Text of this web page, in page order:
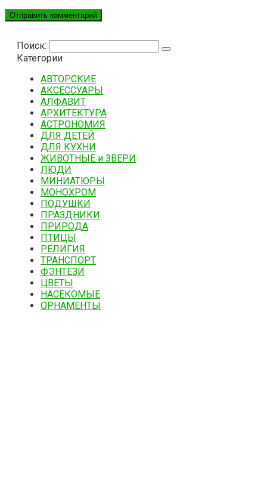
Поиск:
Категории
АВТОРСКИЕ
АКСЕССУАРЫ
АЛФАВИТ
АРХИТЕКТУРА
АСТРОНОМИЯ
ДЛЯ ДЕТЕЙ
ДЛЯ КУХНИ
ЖИВОТНЫЕ и ЗВЕРИ
ЛЮДИ
МИНИАТЮРЫ
МОНОХРОМ
ПОДУШКИ
ПРАЗДНИКИ
ПРИРОДА
ПТИЦЫ
РЕЛИГИЯ
ТРАНСПОРТ
ФЭНТЕЗИ
ЦВЕТЫ
НАСЕКОМЫЕ
ОРНАМЕНТЫ